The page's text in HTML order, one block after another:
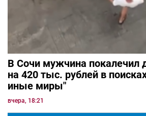
В Сочи мужчина покалечил
на 420 тыс. рублей в
иные миры"
вчера, 18:21